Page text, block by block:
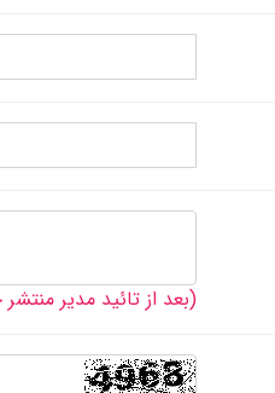
(بعد از تائید مدیر